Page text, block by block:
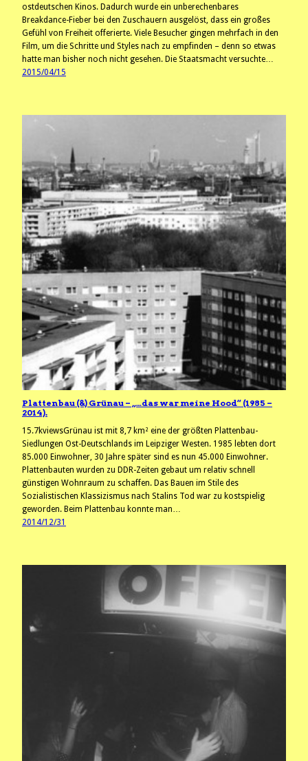
ostdeutschen Kinos. Dadurch wurde ein unberechenbares
Breakdance-Fieber bei den Zuschauern ausgelöst, dass ein großes
Gefühl von Freiheit offerierte. Viele Besucher gingen mehrfach in den
Film, um die Schritte und Styles nach zu empfinden – denn so etwas
hatte man bisher noch nicht gesehen. Die Staatsmacht versuchte…
2015/04/15
Plattenbau (&) Grünau – „…das war meine Hood“ (1985 –
2014).
15.7kviewsGrünau ist mit 8,7 km² eine der größten Plattenbau-
Siedlungen Ost-Deutschlands im Leipziger Westen. 1985 lebten dort
85.000 Einwohner, 30 Jahre später sind es nun 45.000 Einwohner.
Plattenbauten wurden zu DDR-Zeiten gebaut um relativ schnell
günstigen Wohnraum zu schaffen. Das Bauen im Stile des
Sozialistischen Klassizismus nach Stalins Tod war zu kostspielig
geworden. Beim Plattenbau konnte man…
2014/12/31